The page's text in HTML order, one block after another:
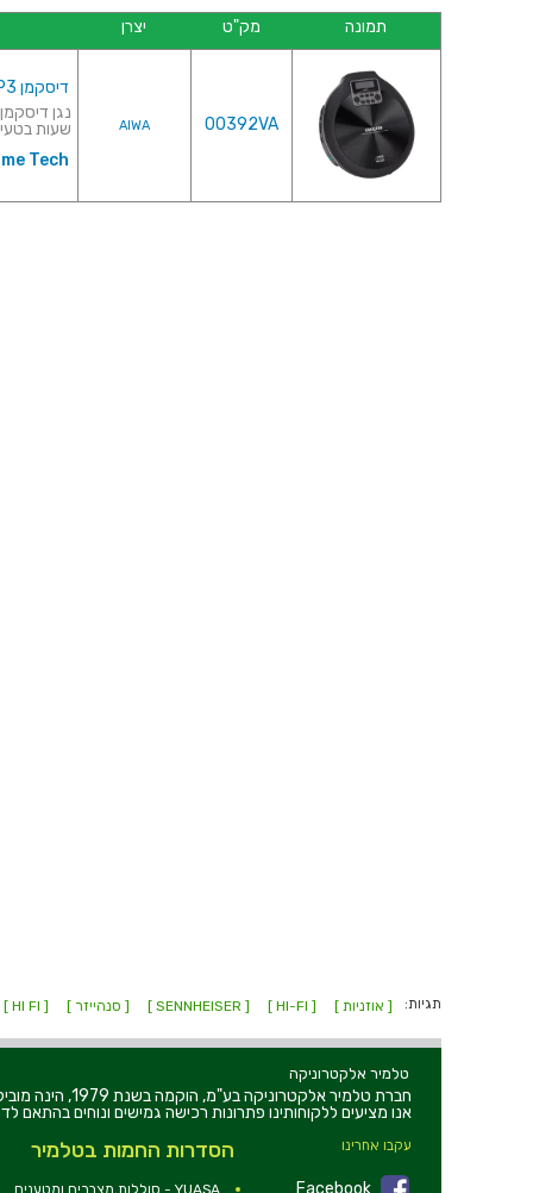
תמונה מק"ט יצרן
00392VA
AIWA
דיסקמן MP3 תוצרת AIWA יפן
שעות
Tech
תגיות: [ אוזניות ] [ HI-FI ]
[ SENNHEISER ] [ סנהייזר ] [ HI FI ]
טלמיר אלקטרוניקה
חברת טלמיר
אנו מציעים ללקוחותינו פתרונות רכישה גמישים ונוחים בהתאם
עקבו אחרינו
Facebook
הסדרות החמות בטלמיר
YUASA - סוללות,מצברים ומטענים